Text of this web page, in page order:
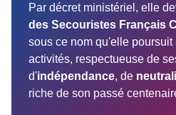
Par décret ministériel, elle
des Secouristes Français
sous ce nom qu'elle
activités, respectueuse de
d'indépendance, de
riche de son passé